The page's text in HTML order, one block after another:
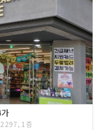
2297, 1층